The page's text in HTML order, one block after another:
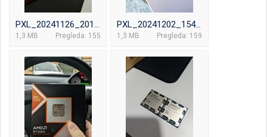
PXL_20241126_201639759.jpg
1,3 MB Pregleda: 155
PXL_20241202_154133757.jpg
1,3 MB Pregleda: 159